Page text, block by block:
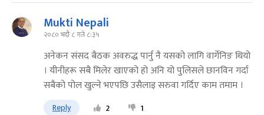
Mukti Nepali
२०८० भदौ ८ गते ८:३५
अनेकन संसद बैठक अवरुद्ध पार्नु नै यसको लागि वार्गेनिङ थियो
। यीनीहरू सबै मिलेर खाएको हो अनि यो पुलिसले छानविन गर्दा
सबैको पोल खुल्ने भएपछि उसैलाइ सरुवा गर्दिए काम तमाम ।
Reply 2 1